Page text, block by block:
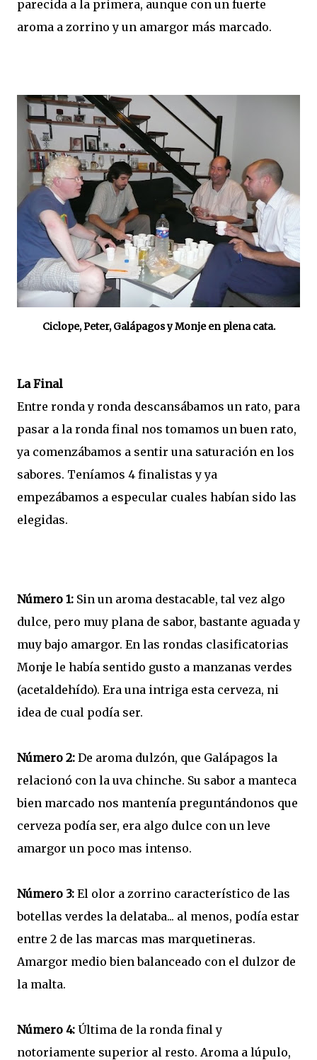
parecida a la primera, aunque con un fuerte
aroma a zorrino y un amargor más marcado.
Ciclope, Peter, Galápagos y Monje en plena cata.
La Final
Entre ronda y ronda descansábamos un rato, para
pasar a la ronda final nos tomamos un buen rato,
ya comenzábamos a sentir una saturación en los
sabores. Teníamos 4 finalistas y ya
empezábamos a especular cuales habían sido las
elegidas.
Número 1: Sin un aroma destacable, tal vez algo
dulce, pero muy plana de sabor, bastante aguada y
muy bajo amargor. En las rondas clasificatorias
Monje le había sentido gusto a manzanas verdes
(acetaldehído). Era una intriga esta cerveza, ni
idea de cual podía ser.
Número 2: De aroma dulzón, que Galápagos la
relacionó con la uva chinche. Su sabor a manteca
bien marcado nos mantenía preguntándonos que
cerveza podía ser, era algo dulce con un leve
amargor un poco mas intenso.
Número 3: El olor a zorrino característico de las
botellas verdes la delataba... al menos, podía estar
entre 2 de las marcas mas marquetineras.
Amargor medio bien balanceado con el dulzor de
la malta.
Número 4: Última de la ronda final y
notoriamente superior al resto. Aroma a lúpulo,